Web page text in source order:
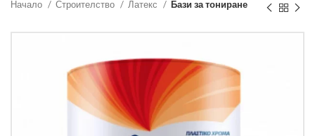
Начало Строителство Латекс Бази за тониране